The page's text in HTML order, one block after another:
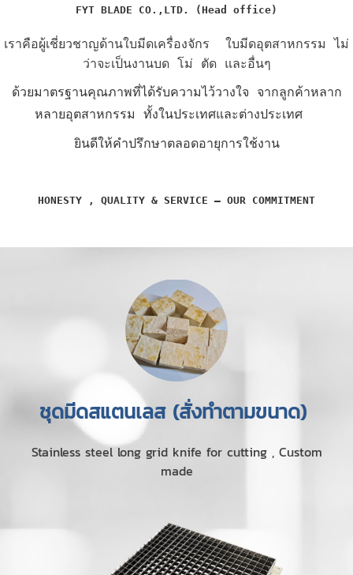
FYT BLADE CO.,LTD. (Head office)
เราคือผู้เชี่ยวชาญด้านใบมีดเครื่องจักร ใบมีดอุตสาหกรรม ไม่
ว่าจะเป็นงานบด โม่ ตัด และอื่นๆ
ด้วยมาตรฐานคุณภาพที่ได้รับความไว้วางใจ จากลูกค้าหลาก
หลายอุตสาหกรรม ทั้งในประเทศและต่างประเทศ
ยินดีให้คำปรึกษาตลอดอายุการใช้งาน
HONESTY , QUALITY & SERVICE – OUR COMMITMENT
ชุดมีดสแตนเลส (สั่งทำตามขนาด)
Stainless steel long grid knife for cutting , Custom
made